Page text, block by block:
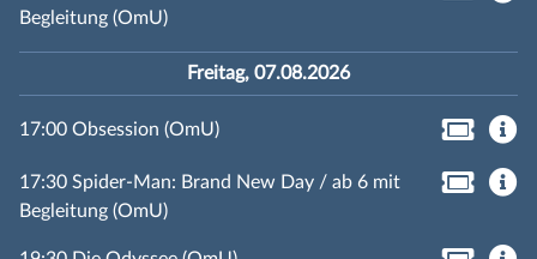
Begleitung (OmU)
Freitag, 07.08.2026
17:00 Obsession (OmU)
17:30 Spider-Man: Brand New Day / ab 6 mit
Begleitung (OmU)